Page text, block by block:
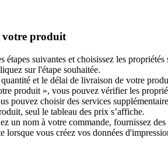
votre produit
étapes suivantes et choisissez les propriétés
sur l'étape souhaitée.
quantité et le délai de livraison de votre
produit », vous pouvez vérifier les
pouvez choisir des services
seul le tableau des prix s’affiche.
un nom à votre commande, fournissez
lorsque vous créez vos données